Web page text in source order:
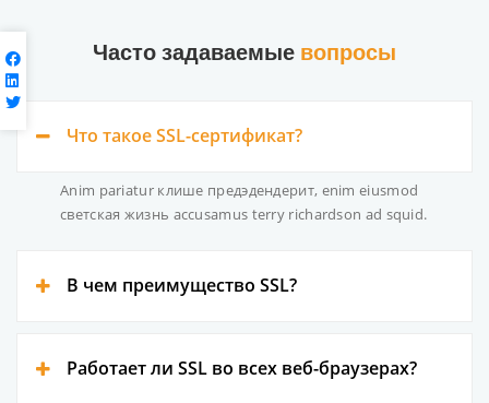
Часто задаваемые вопросы
Что такое SSL-сертификат?
Anim pariatur клише предэдендерит, enim eiusmod
светская жизнь accusamus terry richardson ad squid.
В чем преимущество SSL?
Работает ли SSL во всех веб-браузерах?